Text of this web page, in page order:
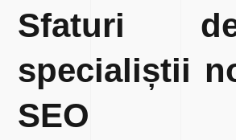
Sfaturi
specialiștii
SEO